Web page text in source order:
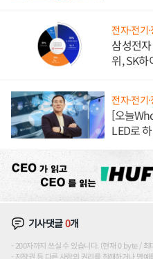
전자·전기
삼성전
위, SK
전자·전기
[오늘
LED로
기사댓글0개
200자까지 쓰실 수 있습니다. (현재 0 byte /
저작권 등 다른 사람의 권리를 침해하거나 명